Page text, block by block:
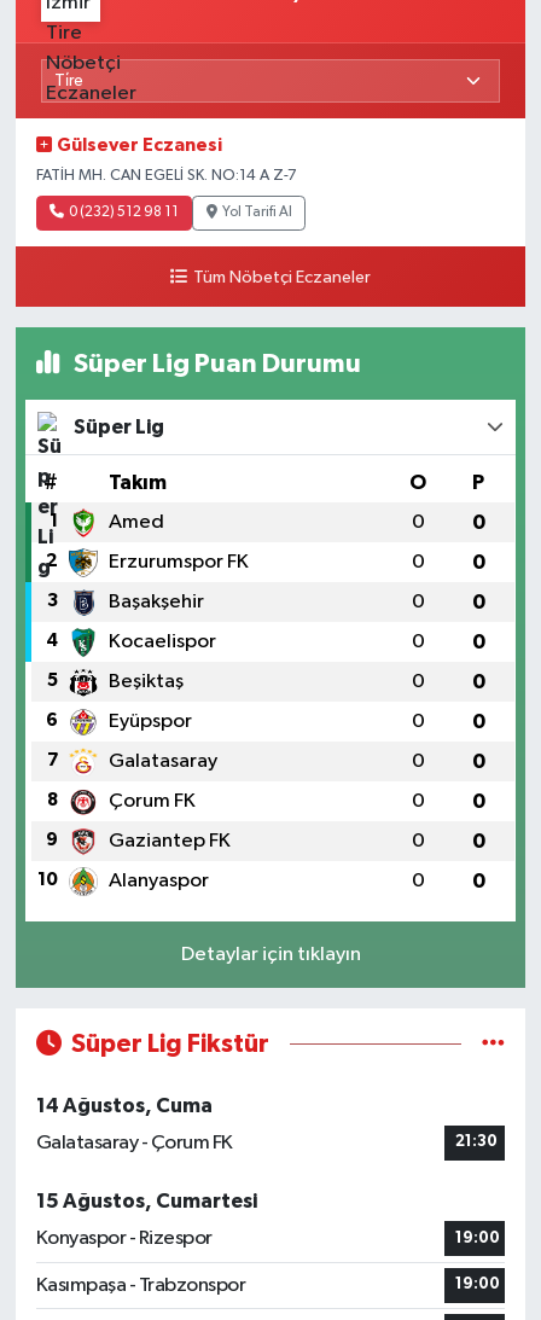
Gülsever Eczanesi
FATİH MH. CAN EGELİ SK. NO:14 A Z-7
0 (232) 512 98 11 Yol Tarifi Al
Tüm Nöbetçi Eczaneler
Süper Lig Puan Durumu
Süper Lig
# Takım O P
1 Amed 0 0
2 Erzurumspor FK 0 0
3 Başakşehir 0 0
4 Kocaelispor 0 0
5 Beşiktaş 0 0
6 Eyüpspor 0 0
7 Galatasaray 0 0
8 Çorum FK 0 0
9 Gaziantep FK 0 0
10 Alanyaspor 0 0
Detaylar için tıklayın
Süper Lig Fikstür
14 Ağustos, Cuma
Galatasaray - Çorum FK
21:30
15 Ağustos, Cumartesi
Konyaspor - Rizespor
19:00
Kasımpaşa - Trabzonspor 19:00